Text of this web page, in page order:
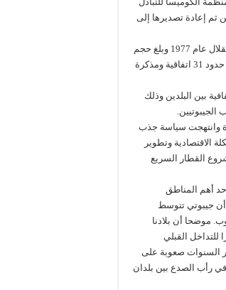
ثم إعادة تصديرها إلى
وذكر أن مصر من أوائل الدول التي أقامت علاقات دبلوماسية كاملة مع جيبوتي عقب نيلها الاستقلال عام 1977 وبلغ حجم
التبادل التجاري بين البلدين حوالي عشرين مليون دولار عام 2009، كما وقع البلدان ما يصل إلى حدود 31 اتفاقية ومذكرة
بين البلدين وذلك
وانتهجت سياسة جذب
الاقتصادية وتطوير
القطار السريع
أهم المناطق
أن جيبوتي تتوسط
موضحا أن بلادنا
للتداخل القبلي
السنوات صعوبة على
رأب الصدع بين بلدان